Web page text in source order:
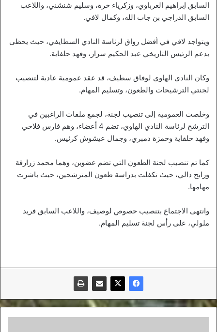
السابق إبراهيم العرباوي، وزكرياء خرة، وسليم شنشني، واللاعب
السابق الدراجي بن جاب الله، وكمال لافي.
ويتواجد لافي في أفضل رواق لرئاسة النادي السطايفي، حيث يحظى
بدعم الرئيس التاريخي عبد الحكيم سرار، وفهد حلفاية.
وكان النادي الهاوي لوفاق سطيف، قد عقد عمومية عادية لتنصيب
لجنتي الترشيحات والطعون، وتسليم المهام.
وخلصت العمومية إلى تنصيب لجنة، لجمع ملفات الراغبين في
الترشح لرئاسة النادي الهاوي، تضم 4 أعضاء، وهم فارس فلاحي
وفهد حلفاية وحمزة دمبري، وجمال عيشوش كرئيس.
كما تم تنصيب لجنة الطعون التي تضم عضوين، وهما محمد زرارقة
ورابح دالي، حيث تكفلت بدراسة طعون المترشحين، حيث باشرت
مهامها.
وانتهى الاجتماع بتنصيب حصوص لوصيف، واللاعب السابق فريد
ملولي، على رأس لجنة تسليم المهام.